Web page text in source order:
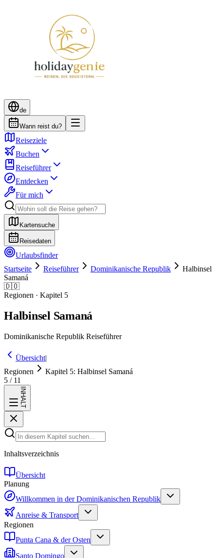
de
Wann reist du?
Reiseziele
Buchen
Reiseführer
Entdecken
Für mich
Kartensuche
Reisedaten
Urlaubsfinder
Startseite
Reiseführer Dominikanische Republik
Halbinsel
Samaná
🇩🇴
Regionen · Kapitel 5
Halbinsel Samaná
Dominikanische Republik Reiseführer
Übersicht|
Regionen
Kapitel 5: Halbinsel Samaná
5 / 11
INHALT
Inhaltsverzeichnis
Übersicht
Planung
Willkommen in der Dominikanischen Republik
Anreise & Transport
Regionen
Punta Cana & der Osten
Santo Domingo